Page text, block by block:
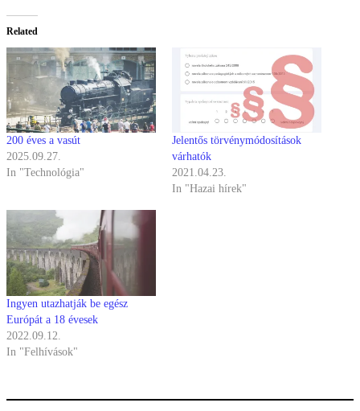
Related
200 éves a vasút
2025.09.27.
In "Technológia"
Jelentős törvénymódosítások
várhatók
2021.04.23.
In "Hazai hírek"
Ingyen utazhatják be egész
Európát a 18 évesek
2022.09.12.
In "Felhívások"